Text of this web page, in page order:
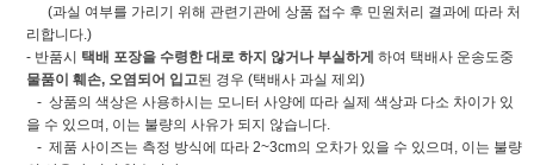
(과실 여부를 가리기 위해 관련기관에 상품 접수 후 민원처리 결과에 따라 처
리합니다.)
- 반품시 택배 포장을 수령한 대로 하지 않거나 부실하게 하여 택배사 운송도중
물품이 훼손, 오염되어 입고된 경우 (택배사 과실 제외)
- 상품의 색상은 사용하시는 모니터 사양에 따라 실제 색상과 다소 차이가 있
을 수 있으며, 이는 불량의 사유가 되지 않습니다.
- 제품 사이즈는 측정 방식에 따라 2~3cm의 오차가 있을 수 있으며, 이는 불량